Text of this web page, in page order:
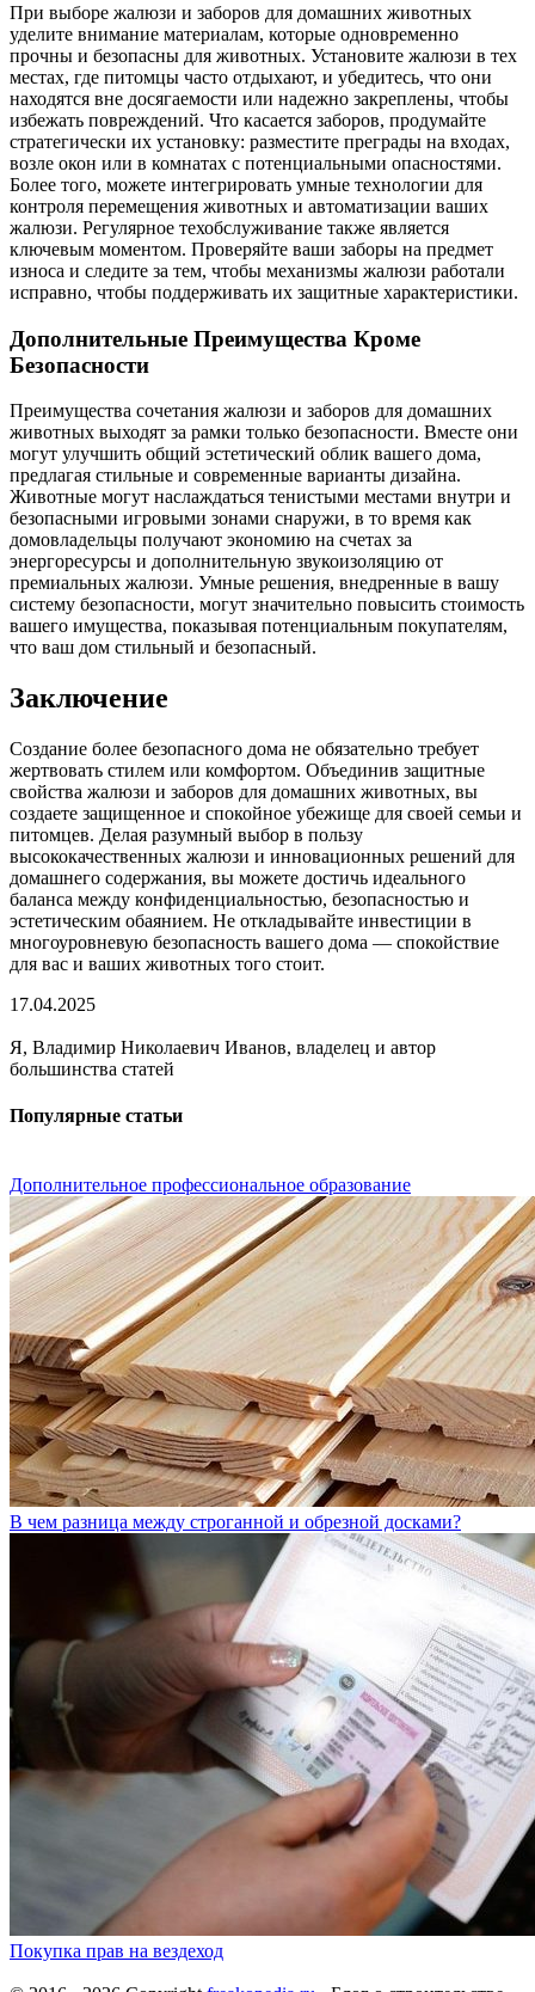
При выборе жалюзи и заборов для домашних животных
уделите внимание материалам, которые одновременно
прочны и безопасны для животных. Установите жалюзи в тех
местах, где питомцы часто отдыхают, и убедитесь, что они
находятся вне досягаемости или надежно закреплены, чтобы
избежать повреждений. Что касается заборов, продумайте
стратегически их установку: разместите преграды на входах,
возле окон или в комнатах с потенциальными опасностями.
Более того, можете интегрировать умные технологии для
контроля перемещения животных и автоматизации ваших
жалюзи. Регулярное техобслуживание также является
ключевым моментом. Проверяйте ваши заборы на предмет
износа и следите за тем, чтобы механизмы жалюзи работали
исправно, чтобы поддерживать их защитные характеристики.
Дополнительные Преимущества Кроме
Безопасности
Преимущества сочетания жалюзи и заборов для домашних
животных выходят за рамки только безопасности. Вместе они
могут улучшить общий эстетический облик вашего дома,
предлагая стильные и современные варианты дизайна.
Животные могут наслаждаться тенистыми местами внутри и
безопасными игровыми зонами снаружи, в то время как
домовладельцы получают экономию на счетах за
энергоресурсы и дополнительную звукоизоляцию от
премиальных жалюзи. Умные решения, внедренные в вашу
систему безопасности, могут значительно повысить стоимость
вашего имущества, показывая потенциальным покупателям,
что ваш дом стильный и безопасный.
Заключение
Создание более безопасного дома не обязательно требует
жертвовать стилем или комфортом. Объединив защитные
свойства жалюзи и заборов для домашних животных, вы
создаете защищенное и спокойное убежище для своей семьи и
питомцев. Делая разумный выбор в пользу
высококачественных жалюзи и инновационных решений для
домашнего содержания, вы можете достичь идеального
баланса между конфиденциальностью, безопасностью и
эстетическим обаянием. Не откладывайте инвестиции в
многоуровневую безопасность вашего дома — спокойствие
для вас и ваших животных того стоит.
17.04.2025
Я, Владимир Николаевич Иванов, владелец и автор
большинства статей
Популярные статьи
Дополнительное профессиональное образование
В чем разница между строганной и обрезной досками?
Покупка прав на вездеход